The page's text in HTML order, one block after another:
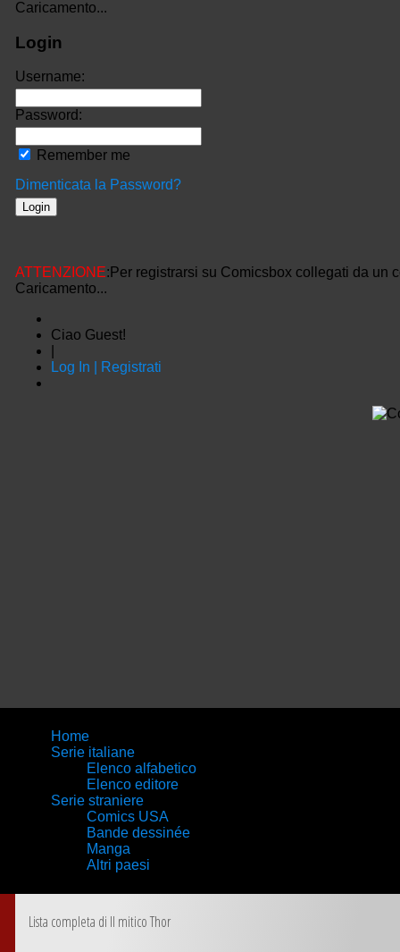
Caricamento...
Login
Username:
Password:
Remember me
Dimenticata la Password?
ATTENZIONE:Per registrarsi su Comicsbox collegati da un
Caricamento...
Ciao Guest!
Log In | Registrati
Home
Serie italiane
Elenco alfabetico
Elenco editore
Serie straniere
Comics USA
Bande dessinée
Manga
Altri paesi
Lista completa di Il mitico Thor